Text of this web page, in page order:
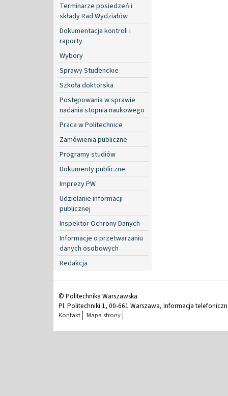
Terminarze posiedzeń i
składy Rad Wydziałów
Dokumentacja kontroli i
raporty
Wybory
Sprawy Studenckie
Szkoła doktorska
Postępowania w sprawie
nadania stopnia naukowego
Praca w Politechnice
Zamówienia publiczne
Programy studiów
Dokumenty publiczne
Imprezy PW
Udzielanie informacji
publicznej
Inspektor Ochrony Danych
Informacje o przetwarzaniu
danych osobowych
Redakcja
© Politechnika Warszawska
Pl. Politechniki 1, 00-661 Warszawa, Informacja
Kontakt Mapa strony